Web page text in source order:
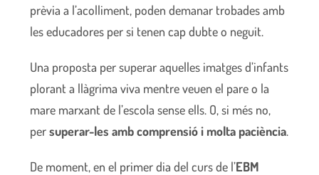
prèvia a l’acolliment, poden demanar trobades amb
les educadores per si tenen cap dubte o neguit.
Una proposta per superar aquelles imatges d’infants
plorant a llàgrima viva mentre veuen el pare o la
mare marxant de l’escola sense ells. O, si més no,
persuperar-les amb comprensió i molta paciència.
De moment, en el primer dia del curs de l’EBM